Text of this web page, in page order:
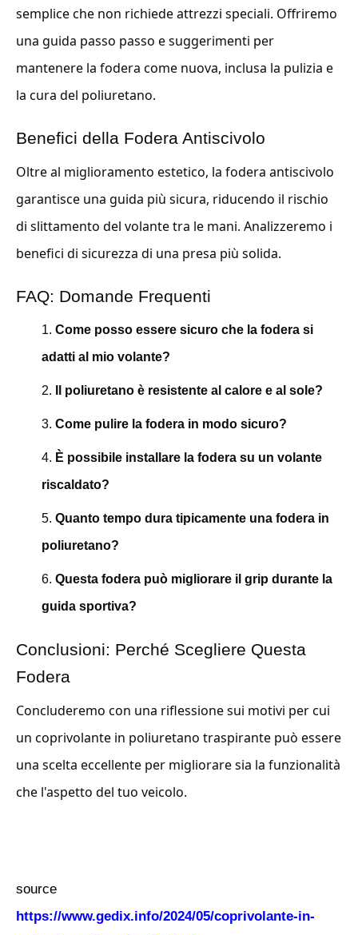
semplice che non richiede attrezzi speciali. Offriremo
una guida passo passo e suggerimenti per
mantenere la fodera come nuova, inclusa la pulizia e
la cura del poliuretano.
Benefici della Fodera Antiscivolo
Oltre al miglioramento estetico, la fodera antiscivolo
garantisce una guida più sicura, riducendo il rischio
di slittamento del volante tra le mani. Analizzeremo i
benefici di sicurezza di una presa più solida.
FAQ: Domande Frequenti
Come posso essere sicuro che la fodera si
adatti al mio volante?
Il poliuretano è resistente al calore e al sole?
Come pulire la fodera in modo sicuro?
È possibile installare la fodera su un volante
riscaldato?
Quanto tempo dura tipicamente una fodera in
poliuretano?
Questa fodera può migliorare il grip durante la
guida sportiva?
Conclusioni: Perché Scegliere Questa
Fodera
Concluderemo con una riflessione sui motivi per cui
un coprivolante in poliuretano traspirante può essere
una scelta eccellente per migliorare sia la funzionalità
che l'aspetto del tuo veicolo.
source
https://www.gedix.info/2024/05/coprivolante-in-